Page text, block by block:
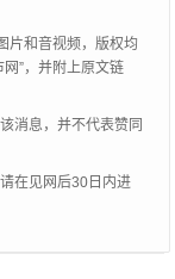
片和音视频，版权均
”，并附上原文链
消息，并不代表赞同
在见网后30日内进